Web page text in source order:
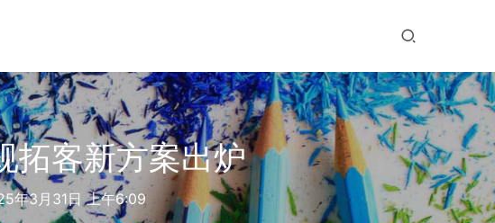
拓客新方案出炉
年3月31日 上午6:09